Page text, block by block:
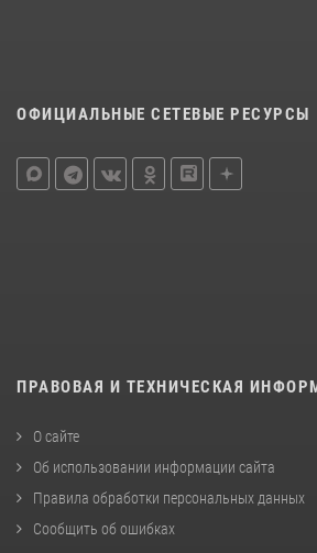
ОФИЦИАЛЬНЫЕ СЕТЕВЫЕ РЕСУРСЫ
ПРАВОВАЯ И ТЕХНИЧЕСКАЯ
О сайте
Об использовании информации сайта
Правила обработки персональных данных
Сообщить об ошибках